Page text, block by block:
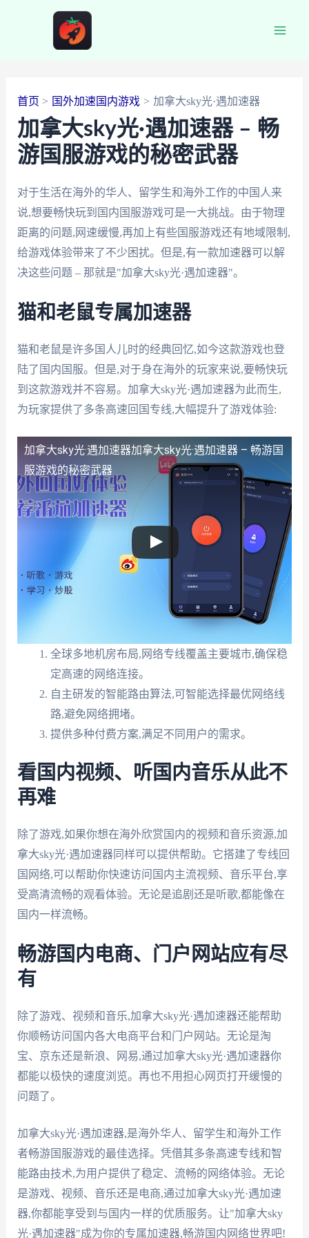
首页 国外加速国内游戏 加拿大sky光·遇加速器
加拿大sky光·遇加速器 – 畅
游国服游戏的秘密武器
对于生活在海外的华人、留学生和海外工作的中国人来
说,想要畅快玩到国内国服游戏可是一大挑战。由于物理
距离的问题,网速缓慢,再加上有些国服游戏还有地域限制,
给游戏体验带来了不少困扰。但是,有一款加速器可以解
决这些问题 – 那就是"加拿大sky光·遇加速器"。
猫和老鼠专属加速器
猫和老鼠是许多国人儿时的经典回忆,如今这款游戏也登
陆了国内国服。但是,对于身在海外的玩家来说,要畅快玩
到这款游戏并不容易。加拿大sky光·遇加速器为此而生,
为玩家提供了多条高速回国专线,大幅提升了游戏体验:
加拿大sky光·遇加速器加拿大sky光·遇加速器 – 畅游国
服游戏的秘密武器
全球多地机房布局,网络专线覆盖主要城市,确保稳
定高速的网络连接。
自主研发的智能路由算法,可智能选择最优网络线
路,避免网络拥堵。
提供多种付费方案,满足不同用户的需求。
看国内视频、听国内音乐从此不
再难
除了游戏,如果你想在海外欣赏国内的视频和音乐资源,加
拿大sky光·遇加速器同样可以提供帮助。它搭建了专线回
国网络,可以帮助你快速访问国内主流视频、音乐平台,享
受高清流畅的观看体验。无论是追剧还是听歌,都能像在
国内一样流畅。
畅游国内电商、门户网站应有尽
有
除了游戏、视频和音乐,加拿大sky光·遇加速器还能帮助
你顺畅访问国内各大电商平台和门户网站。无论是淘
宝、京东还是新浪、网易,通过加拿大sky光·遇加速器你
都能以极快的速度浏览。再也不用担心网页打开缓慢的
问题了。
加拿大sky光·遇加速器,是海外华人、留学生和海外工作
者畅游国服游戏的最佳选择。凭借其多条高速专线和智
能路由技术,为用户提供了稳定、流畅的网络体验。无论
是游戏、视频、音乐还是电商,通过加拿大sky光·遇加速
器,你都能享受到与国内一样的优质服务。让"加拿大sky
光·遇加速器"成为你的专属加速器,畅游国内网络世界吧!